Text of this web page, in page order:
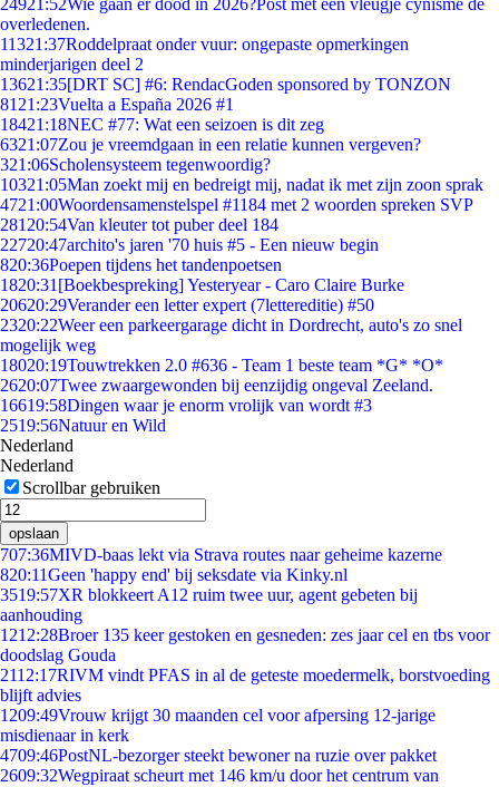
24921:52Wie gaan er dood in 2026?Post met een vleugje cynisme de
overledenen.
11321:37Roddelpraat onder vuur: ongepaste opmerkingen
minderjarigen deel 2
13621:35[DRT SC] #6: RendacGoden sponsored by TONZON
81 21:23Vuelta a España 2026 #1
18421:18NEC #77: Wat een seizoen is dit zeg
6321:07Zou je vreemdgaan in een relatie kunnen vergeven?
321:06Scholensysteem tegenwoordig?
10321:05Man zoekt mij en bedreigt mij, nadat ik met zijn zoon sprak
4721:00Woordensamenstelspel #1184 met 2 woorden spreken SVP
281 20:54Van kleuter tot puber deel 184
22720:47archito's jaren '70 huis #5 - Een nieuw begin
820:36Poepen tijdens het tandenpoetsen
1820:31 [Boekbespreking] Yesteryear - Caro Claire Burke
20620:29Verander een letter expert (7lettereditie) #50
2320:22Weer een parkeergarage dicht in Dordrecht, auto's zo snel
mogelijk weg
18020:19Touwtrekken 2.0 #636 - Team 1 beste team *G* *O*
2620:07Twee zwaargewonden bij eenzijdig ongeval Zeeland.
16619:58Dingen waar je enorm vrolijk van wordt #3
2519:56Natuur en Wild
Nederland
Nederland
Scrollbar gebruiken
opslaan
707:36MIVD-baas lekt via Strava routes naar geheime kazerne
820:11Geen 'happy end' bij seksdate via Kinky.nl
3519:57XR blokkeert A12 ruim twee uur, agent gebeten bij
aanhouding
1212:28Broer 135 keer gestoken en gesneden: zes jaar cel en tbs voor
doodslag Gouda
2112:17RIVM vindt PFAS in al de geteste moedermelk, borstvoeding
blijft advies
1209:49Vrouw krijgt 30 maanden cel voor afpersing 12-jarige
misdienaar in kerk
4709:46PostNL-bezorger steekt bewoner na ruzie over pakket
2609:32Wegpiraat scheurt met 146 km/u door het centrum van